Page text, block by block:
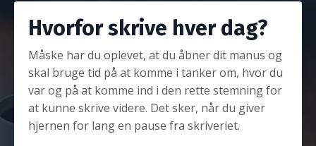
Hvorfor skrive hver dag?
Måske har du oplevet, at du åbner dit manus og
skal bruge tid på at komme i tanker om, hvor du
var og på at komme ind i den rette stemning for
at kunne skrive videre. Det sker, når du giver
hjernen for lang en pause fra skriveriet.